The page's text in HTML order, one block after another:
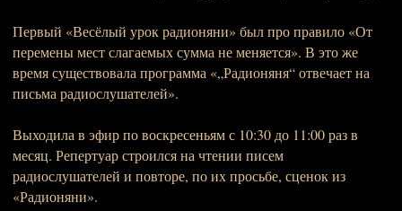
Первый «Весёлый урок радионяни» был про правило «От
перемены мест слагаемых сумма не меняется». В это же
время существовала программа «„Радионяня“ отвечает на
письма радиослушателей».
Выходила в эфир по воскресеньям с 10:30 до 11:00 раз в
месяц. Репертуар строился на чтении писем
радиослушателей и повторе, по их просьбе, сценок из
«Радионяни».